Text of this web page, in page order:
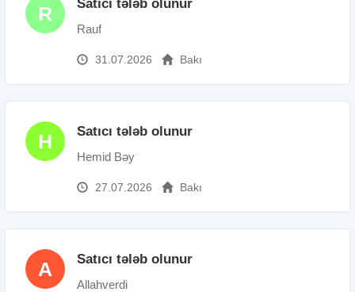
R Satıcı tələb olunur
Rauf
31.07.2026 Bakı
H Satıcı tələb olunur
Hemid Bəy
27.07.2026 Bakı
A Satıcı tələb olunur
Allahverdi